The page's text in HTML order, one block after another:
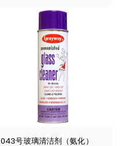
043号玻璃清洁剂（氨化）